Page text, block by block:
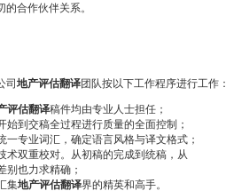
合作伙伴关系。
司 地产评估翻译团队按以下工作程序进行工作：
评估翻译稿件均由专业人士担任；
始到交稿全过程进行质量的全面控制；
一专业词汇，确定语言风格与译文格式；
术双重校对。从初稿的完成到统稿，从
别也力求精确；
集地产评估翻译界的精英和高手。